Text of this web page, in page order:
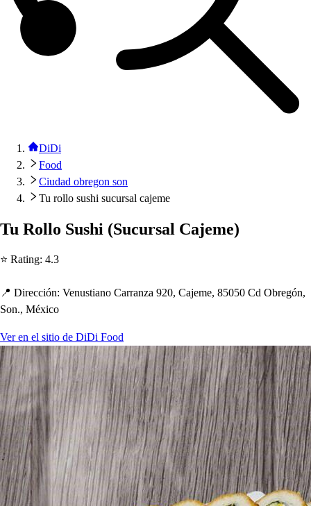
DiDi
Food
Ciudad obregon son
Tu rollo sushi sucursal cajeme
Tu Rollo Sushi (Sucursal Cajeme)
⭐ Rating: 4.3
📍 Dirección: Venustiano Carranza 920, Cajeme, 85050 Cd Obregón,
Son., México
Ver en el sitio de DiDi Food